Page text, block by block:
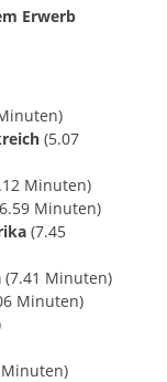
Erwerb
(5.07
Minuten)
Minuten)
(7.45
(7.41 Minuten)
Minuten)